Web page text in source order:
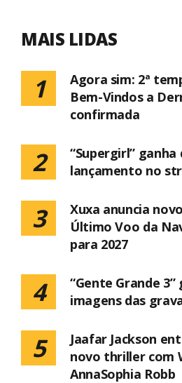
MAIS LIDAS
1
Agora sim: 2ª
Bem-Vindos a
confirmada
2
“Supergirl” ganha
lançamento no
3
Xuxa anuncia
Último Voo da
para 2027
4
“Gente Grande
imagens das
5
Jaafar Jackson
novo thriller com
AnnaSophia Robb